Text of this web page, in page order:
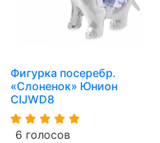
Фигурка посеребр.
«Слоненок» Юнион
CIJWD8
6 голосов